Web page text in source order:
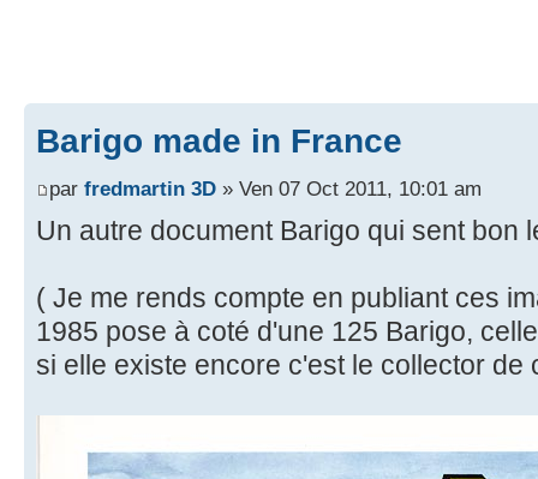
Barigo made in France
par fredmartin 3D » Ven 07 Oct 2011, 10:01 am
Un autre document Barigo qui sent bon
( Je me rends compte en publiant ces
1985 pose à coté d'une 125 Barigo,
si elle existe encore c'est le collector de